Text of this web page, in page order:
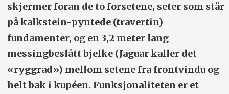
skjermer foran de to forsetene, seter som står
på kalkstein-pyntede (travertin)
fundamenter, og en 3,2 meter lang
messingbeslått bjelke (Jaguar kaller det
«ryggrad») mellom setene fra frontvindu og
helt bak i kupéen. Funksjonaliteten er et